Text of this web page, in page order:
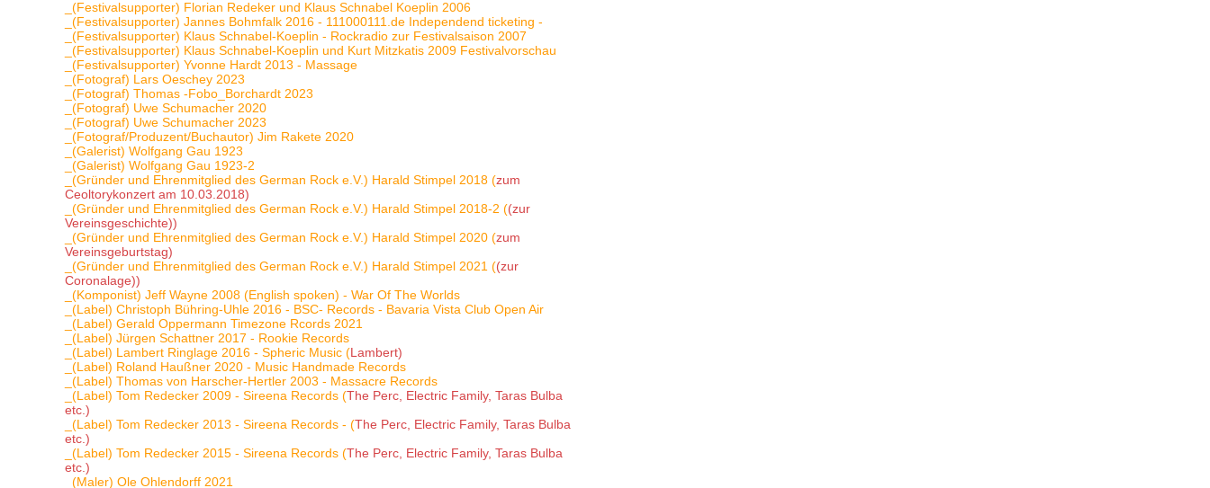
_(Festivalsupporter) Florian Redeker und Klaus Schnabel Koeplin 2006
_(Festivalsupporter) Jannes Bohmfalk 2016 - 111000111.de Independend ticketing -
_(Festivalsupporter) Klaus Schnabel-Koeplin - Rockradio zur Festivalsaison 2007
_(Festivalsupporter) Klaus Schnabel-Koeplin und Kurt Mitzkatis 2009 Festivalvorschau
_(Festivalsupporter) Yvonne Hardt 2013 - Massage
_(Fotograf) Lars Oeschey 2023
_(Fotograf) Thomas -Fobo_Borchardt 2023
_(Fotograf) Uwe Schumacher 2020
_(Fotograf) Uwe Schumacher 2023
_(Fotograf/Produzent/Buchautor) Jim Rakete 2020
_(Galerist) Wolfgang Gau 1923
_(Galerist) Wolfgang Gau 1923-2
_(Gründer und Ehrenmitglied des German Rock e.V.) Harald Stimpel 2018 (zum
Ceoltorykonzert am 10.03.2018)
_(Gründer und Ehrenmitglied des German Rock e.V.) Harald Stimpel 2018-2 ((zur
Vereinsgeschichte))
_(Gründer und Ehrenmitglied des German Rock e.V.) Harald Stimpel 2020 (zum
Vereinsgeburtstag)
_(Gründer und Ehrenmitglied des German Rock e.V.) Harald Stimpel 2021 ((zur
Coronalage))
_(Komponist) Jeff Wayne 2008 (English spoken) - War Of The Worlds
_(Label) Christoph Bühring-Uhle 2016 - BSC- Records - Bavaria Vista Club Open Air
_(Label) Gerald Oppermann Timezone Rcords 2021
_(Label) Jürgen Schattner 2017 - Rookie Records
_(Label) Lambert Ringlage 2016 - Spheric Music (Lambert)
_(Label) Roland Haußner 2020 - Music Handmade Records
_(Label) Thomas von Harscher-Hertler 2003 - Massacre Records
_(Label) Tom Redecker 2009 - Sireena Records (The Perc, Electric Family, Taras Bulba
etc.)
_(Label) Tom Redecker 2013 - Sireena Records - (The Perc, Electric Family, Taras Bulba
etc.)
_(Label) Tom Redecker 2015 - Sireena Records (The Perc, Electric Family, Taras Bulba
etc.)
_(Maler) Ole Ohlendorff 2021